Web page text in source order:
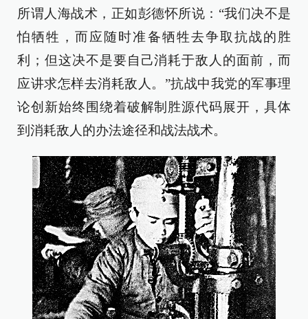
所谓人海战术，正如彭德怀所说：“我们决不是
怕牺牲，而应随时准备牺牲去争取抗战的胜
利；但这决不是要自己消耗于敌人的面前，而
应讲求怎样去消耗敌人。”抗战中我党的军事理
论创新始终围绕着破解制胜源代码展开，具体
到消耗敌人的办法途径和战法战术。